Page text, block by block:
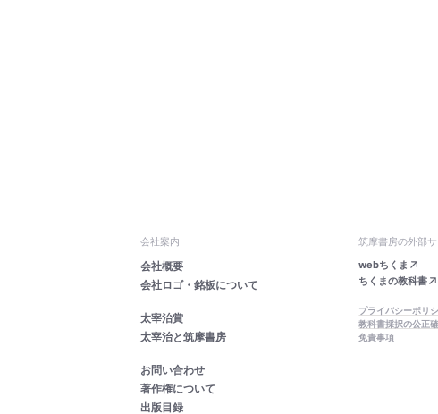
会社案内
会社概要
会社ロゴ・銘板について
太宰治賞
太宰治と筑摩書房
お問い合わせ
著作権について
出版目録
筑摩書房の外部
webちくま
ちくまの教科書
プライバシーポリ
教科書採択の公正
免責事項